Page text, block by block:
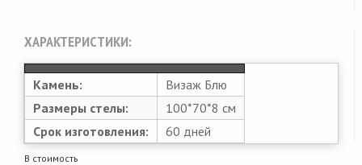
ХАРАКТЕРИСТИКИ:
Камень:
Визаж Блю
Размеры стелы:
100*70*8 см
Срок изготовления:
60 дней
В стоимость